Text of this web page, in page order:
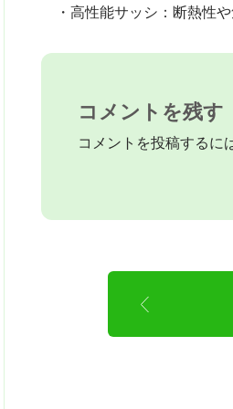
・高性能サッシ：断熱性や
コメントを残す
コメントを投稿するに